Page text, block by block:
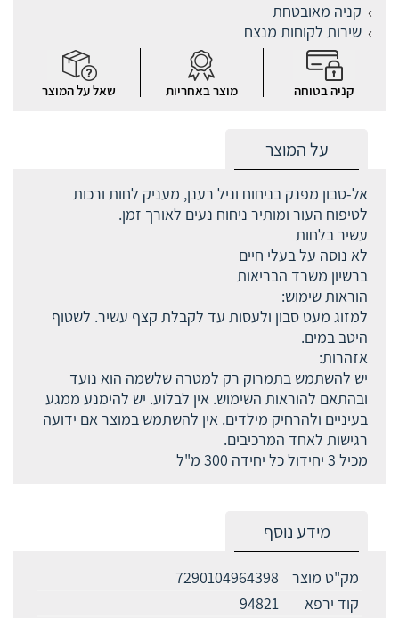
קניה מאובטחת
שירות לקוחות מנצח
קניה בטוחה מוצר באחריות שאל על המוצר
על המוצר
אל-סבון מפנק בניחוח וניל רענן, מעניק לחות ורכות
לטיפוח העור ומותיר ניחוח נעים לאורך זמן.
עשיר בלחות
לא נוסה על בעלי חיים
ברשיון משרד הבריאות
הוראות שימוש:
למזוג מעט סבון ולעסות עד לקבלת קצף עשיר. לשטוף
היטב במים.
אזהרות:
יש להשתמש בתמרוק רק למטרה שלשמה הוא נועד
ובהתאם להוראות השימוש. אין לבלוע. יש להימנע ממגע
בעיניים ולהרחיק מילדים. אין להשתמש במוצר אם ידועה
רגישות לאחד המרכיבים.
מכיל 3 יחידול כל יחידה 300 מ"ל
מידע נוסף
מק"ט מוצר
7290104964398
קוד ירפא
94821